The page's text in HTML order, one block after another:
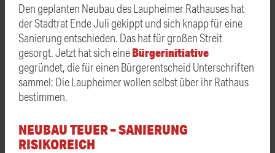
Den geplanten Neubau des Laupheimer Rathauses hat
der Stadtrat Ende Juli gekippt und sich knapp für eine
Sanierung entschieden. Das hat für großen Streit
gesorgt. Jetzt hat sich eineBürgerinitiative
gegründet, die für einen Bürgerentscheid Unterschriften
sammel: Die Laupheimer wollen selbst über ihr Rathaus
bestimmen.
NEUBAU TEUER – SANIERUNG
RISIKOREICH